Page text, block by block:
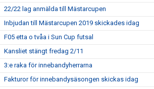
22/22 lag anmälda till Mästarcupen
Inbjudan till Mästarcupen 2019 skickades idag
F05 etta o tvåa i Sun Cup futsal
Kansliet stängt fredag 2/11
3:e raka för innebandyherrarna
Fakturor för innebandysäsongen skickas idag